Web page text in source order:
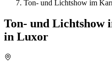
Ton- und Lichtshow im
Ton- und Lichtshow
in Luxor